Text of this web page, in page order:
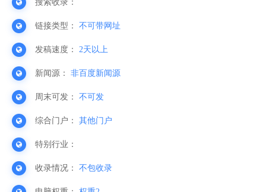
搜索收录：
链接类型： 不可带网址
发稿速度： 2天以上
新闻源： 非百度新闻源
周末可发： 不可发
综合门户： 其他门户
特别行业：
收录情况： 不包收录